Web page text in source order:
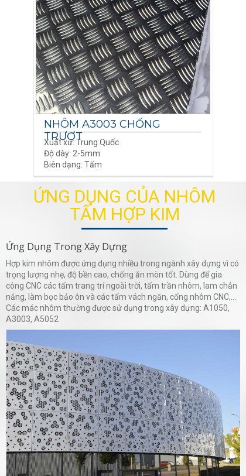
NHÔM A3003 CHỐNG
TRƯỢT
Xuất xứ: Trung Quốc
Độ dày: 2-5mm
Biên dạng: Tấm
ỨNG DỤNG CỦA NHÔM
TẤM HỢP KIM
Ứng Dụng Trong Xây Dựng
Hợp kim nhôm được ứng dụng nhiều trong ngành xây dựng vì có
trọng lượng nhẹ, độ bền cao, chống ăn mòn tốt. Dùng để gia
công CNC các tấm trang trí ngoài trời, tấm trần nhôm, lam chắn
nắng, làm bọc bảo ôn và các tấm vách ngăn, cổng nhôm CNC,...
Các mác nhôm thường được sử dụng trong xây dựng: A1050,
A3003, A5052